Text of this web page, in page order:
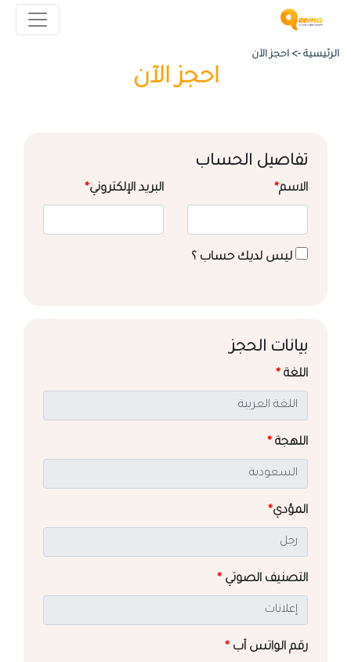
الرئيسية -> احجز الآن
احجز الآن
تفاصيل الحساب
الاسم* البريد الإلكتروني*
ليس لديك حساب ؟
بيانات الحجز
اللغة *
اللهجة *
المؤدي*
التصنيف الصوتي *
رقم الواتس آب *